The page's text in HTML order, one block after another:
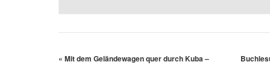
« Mit dem Geländewagen quer durch Kuba –